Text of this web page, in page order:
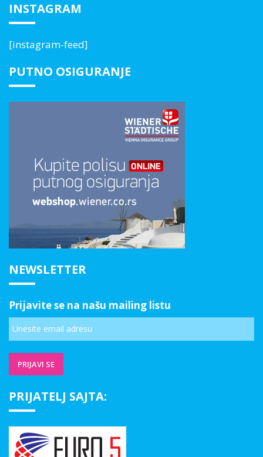
INSTAGRAM
[instagram-feed]
PUTNO OSIGURANJE
NEWSLETTER
Prijavite se na našu mailing listu
PRIJATELJ SAJTA: